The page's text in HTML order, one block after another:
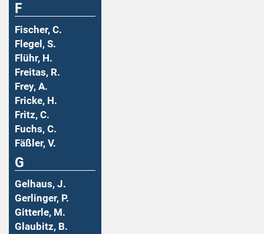
F
Fischer, C.
Flegel, S.
Flühr, H.
Freitas, R.
Frey, A.
Fricke, H.
Fritz, C.
Fuchs, C.
Fäßler, V.
G
Gelhaus, J.
Gerlinger, P.
Gitterle, M.
Glaubitz, B.